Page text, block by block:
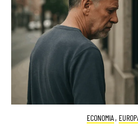
ECONOMIA ,